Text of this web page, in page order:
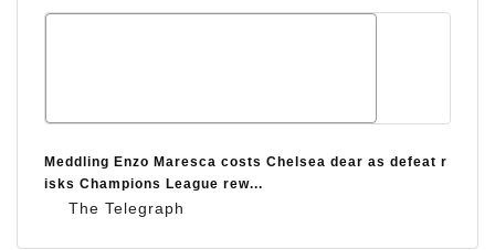
The Telegraph
Meddling Enzo Maresca costs Chelsea dear as defeat r
isks Champions League rew...